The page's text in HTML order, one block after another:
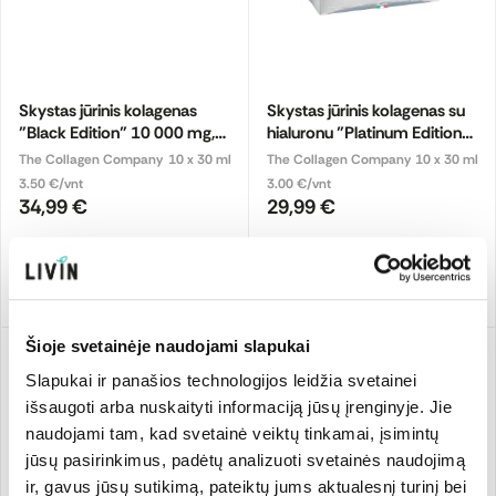
Šioje svetainėje naudojami slapukai
Slapukai ir panašios technologijos leidžia svetainei
išsaugoti arba nuskaityti informaciją jūsų įrenginyje. Jie
naudojami tam, kad svetainė veiktų tinkamai, įsimintų
jūsų pasirinkimus, padėtų analizuoti svetainės naudojimą
ir, gavus jūsų sutikimą, pateiktų jums aktualesnį turinį bei
Skystas jūrinis kolagenas
"Black Edition" 10 000 mg,
pasiflorų skonio
The Collagen Company 10 x 30 ml
3.50 €/vnt
34,99 €
Skystas jūrinis kolagenas su
hialuronu "Platinum Edition",
mangų skonio
The Collagen Company 10 x 30 ml
3.00 €/vnt
29,99 €
Pridėti